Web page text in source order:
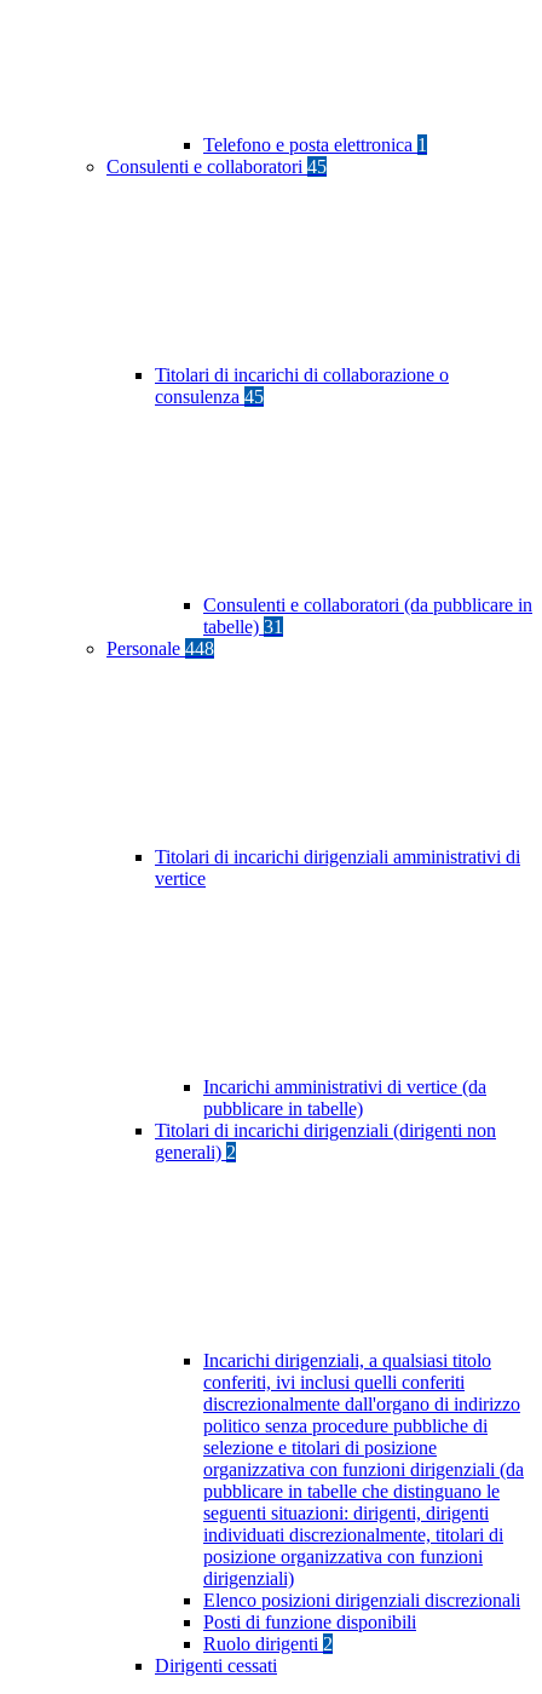
Telefono e posta elettronica 1
Consulenti e collaboratori 45
Titolari di incarichi di collaborazione o
consulenza 45
Consulenti e collaboratori (da pubblicare in
tabelle) 31
Personale 448
Titolari di incarichi dirigenziali amministrativi di
vertice
Incarichi amministrativi di vertice (da
pubblicare in tabelle)
Titolari di incarichi dirigenziali (dirigenti non
generali) 2
Incarichi dirigenziali, a qualsiasi titolo
conferiti, ivi inclusi quelli conferiti
discrezionalmente dall'organo di indirizzo
politico senza procedure pubbliche di
selezione e titolari di posizione
organizzativa con funzioni dirigenziali (da
pubblicare in tabelle che distinguano le
seguenti situazioni: dirigenti, dirigenti
individuati discrezionalmente, titolari di
posizione organizzativa con funzioni
dirigenziali)
Elenco posizioni dirigenziali discrezionali
Posti di funzione disponibili
Ruolo dirigenti 2
Dirigenti cessati